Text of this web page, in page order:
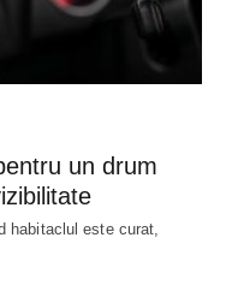
un drum
habitaclul este curat,